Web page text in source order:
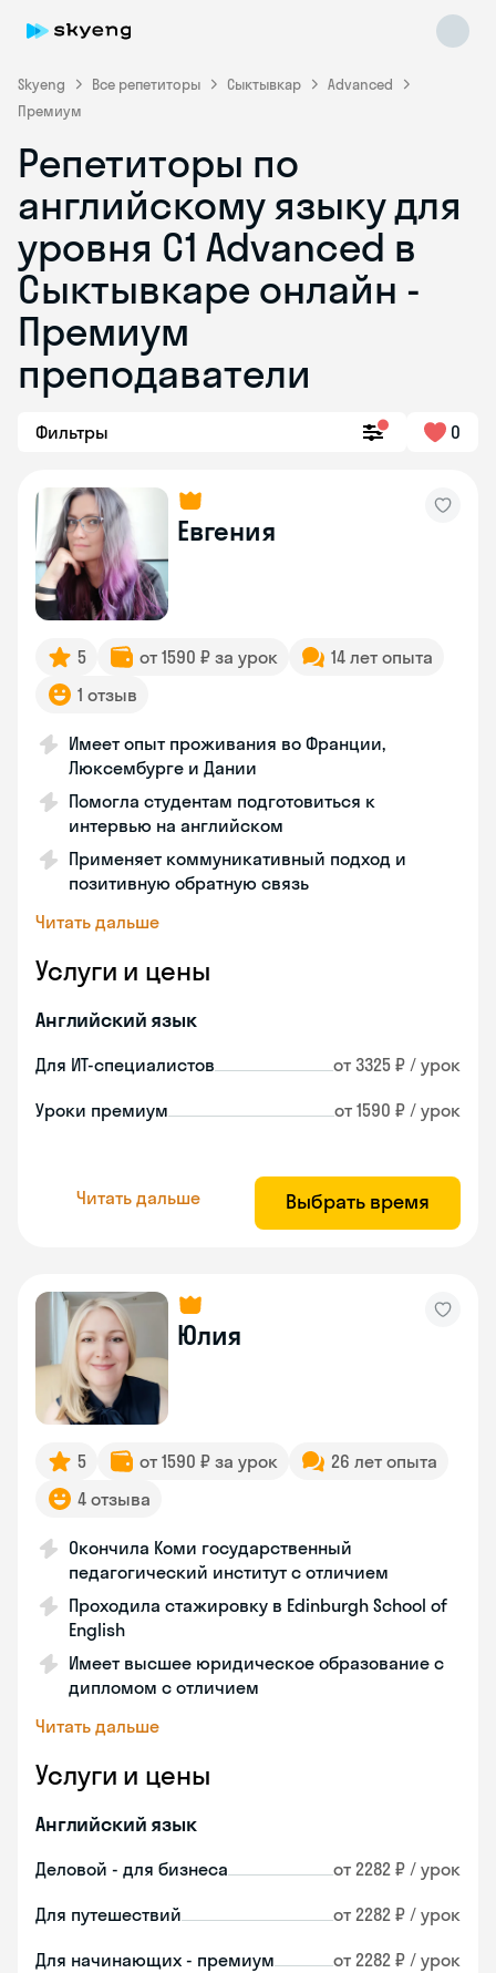
Skyeng Все репетиторы Сыктывкар
Advanced
Премиум
Репетиторы по
английскому языку для
уровня C1 Advanced в
Сыктывкаре онлайн -
Премиум
преподаватели
Фильтры 0
Евгения
5 от 1590 ₽ за урок
14 лет опыта
1 отзыв
Имеет опыт проживания во Франции,
Люксембурге и Дании
Помогла студентам подготовиться к
интервью на английском
Применяет коммуникативный подход и
позитивную обратную связь
Читать дальше
Услуги и цены
Английский язык
Для ИТ-специалистов от 3325 ₽ / урок
Уроки премиум от 1590 ₽ / урок
Читать дальше Выбрать время
Юлия
5 от 1590 ₽ за урок
26 лет опыта
4 отзыва
Окончила Коми государственный
педагогический институт с отличием
Проходила стажировку в Edinburgh School of
English
Имеет высшее юридическое образование с
дипломом с отличием
Читать дальше
Услуги и цены
Английский язык
Деловой - для бизнеса от 2282 ₽ / урок
Для путешествий от 2282 ₽ / урок
Для начинающих - премиум от 2282 ₽ / урок
Skyeng Chat